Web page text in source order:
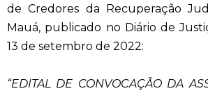
de Credores da Recuperação
Mauá, publicado no Diário de
13 de setembro de 2022:
“EDITAL DE CONVOCAÇÃO DA